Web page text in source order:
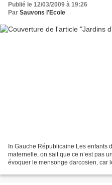
Publié le 12/03/2009 à 19:26
Par Sauvons l'Ecole
In Gauche Républicaine Les enfants
maternelle, on sait que ce n’est pas
évoquer le mensonge darcosien, car